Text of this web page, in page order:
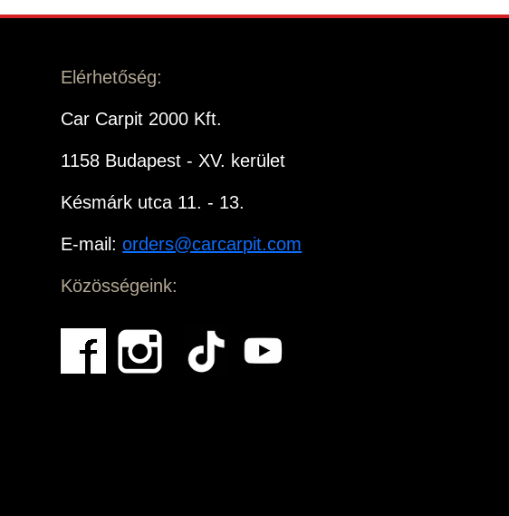
Elérhetőség:
Car Carpit 2000 Kft.
1158 Budapest - XV. kerület
Késmárk utca 11. - 13.
E-mail:orders@carcarpit.com
Közösségeink: